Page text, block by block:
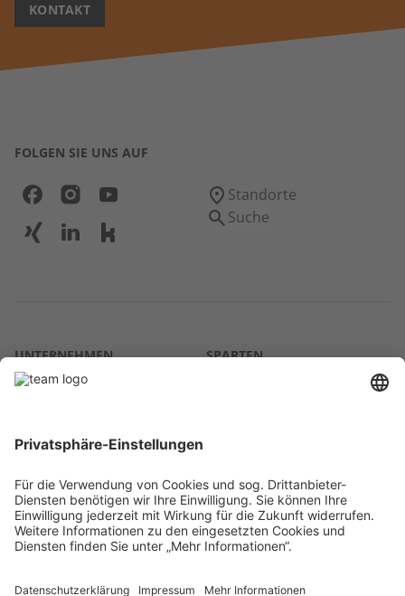
KONTAKT
FOLGEN SIE UNS AUF
Standorte
Suche
UNTERNEHMEN
Über uns
Karriere
Kontakt
SPARTEN
RECHTLICHES